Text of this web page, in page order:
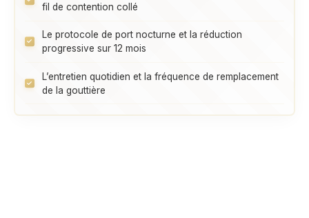
fil de contention collé
Le protocole de port nocturne et la réduction
progressive sur 12 mois
L’entretien quotidien et la fréquence de remplacement
de la gouttière